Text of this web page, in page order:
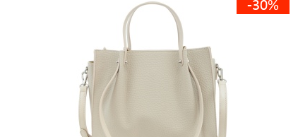
-30%